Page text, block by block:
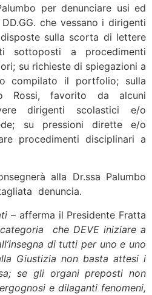
per denunciare usi ed
che vessano i dirigenti
sulla scorta di lettere
sottoposti a procedimenti
su richieste di spiegazioni a
compilato il portfolio; sulla
Rossi, favorito da alcuni
dirigenti scolastici e/o
su pressioni dirette e/o
procedimenti disciplinari a
alla Dr.ssa Palumbo
denuncia.
– afferma il Presidente Fratta
che DEVE iniziare a
di tutti per uno e uno
Giustizia non basta attesi i
se gli organi preposti non
e dilaganti fenomeni,